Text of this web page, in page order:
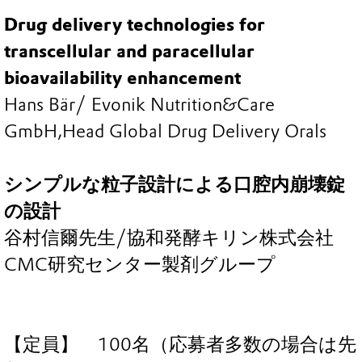
Drug delivery technologies for
transcellular and paracellular
bioavailability enhancement
Hans Bär/ Evonik Nutrition&Care
GmbH,Head Global Drug Delivery Orals
シンプルな粒子設計による口腔内崩壊錠
の設計
谷村信爾先生/協和発酵キリン株式会社
CMC研究センター製剤グループ
【定員】 100名（応募者多数の場合は先